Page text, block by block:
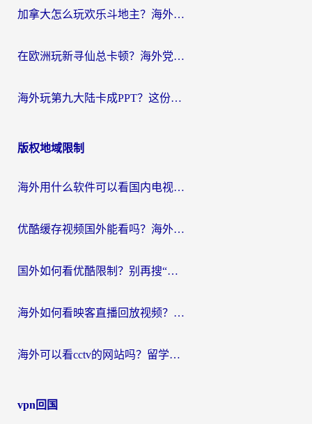
加拿大怎么玩欢乐斗地主？海外党国服游戏加速终极指南（附绝地求生未来之役300英雄实测）
在欧洲玩新寻仙总卡顿？海外党必看的国服游戏加速全攻略
海外玩第九大陆卡成PPT？这份网络加速指南帮你丝滑上分
版权地域限制
海外用什么软件可以看国内电视？留学生亲测有效的追剧自由指南
优酷缓存视频国外能看吗？海外党追剧看片的终极解决方案来了
国外如何看优酷限制？别再搜“在日本哪个软件可以看中国电视剧”，这篇教你搞定
海外如何看映客直播回放视频？这份攻略帮你搞定（附腾讯优酷观看技巧）
海外可以看cctv的网站吗？留学生亲测有效的回国追剧方案
vpn回国